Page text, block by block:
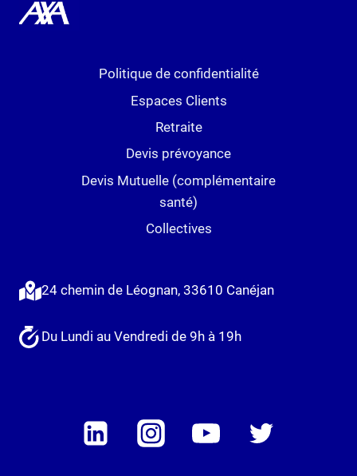
Politique de confidentialité
Espaces Clients
Retraite
Devis prévoyance
Devis Mutuelle (complémentaire
santé)
Collectives
24 chemin de Léognan, 33610 Canéjan
Du Lundi au Vendredi de 9h à 19h